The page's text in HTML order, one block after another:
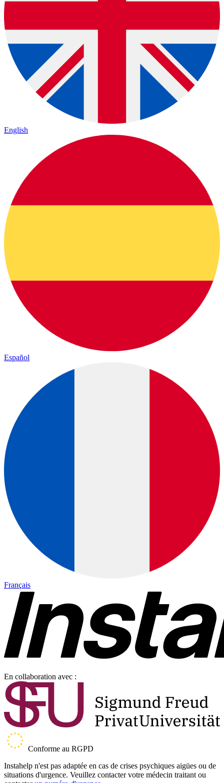
English
Español
Français
En collaboration avec :
Conforme au RGPD
Instahelp n'est pas adaptée en cas de crises psychiques aigües ou de
situations d'urgence. Veuillez contacter votre médecin traitant ou